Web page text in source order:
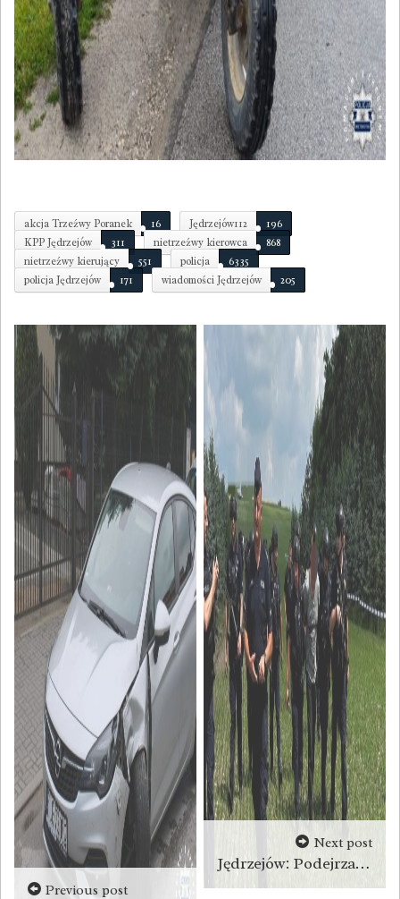
akcja Trzeźwy Poranek 16 Jędrzejów112
196
KPP Jędrzejów
311 nietrzeźwy kierowca
868
nietrzeźwy kierujący
551 policja
6335
policja Jędrzejów
171 wiadomości Jędrzejów 205
Previous post
Next post
Jędrzejów: Podejrzany o zabójstwo zatrzymany przez policję [wideo]